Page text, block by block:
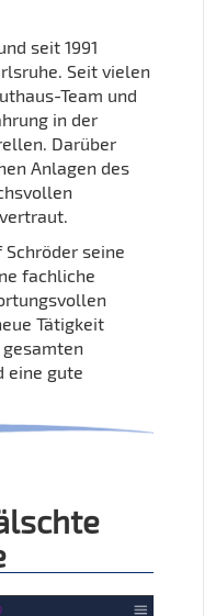
seit 1991
Seit vielen
Team und
in der
Darüber
Anlagen des
seine
fachliche
Tätigkeit
eine gute